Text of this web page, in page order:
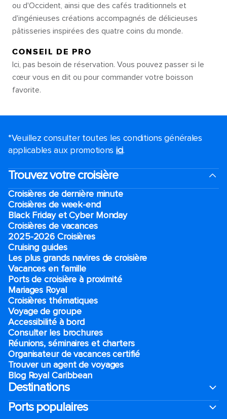
ou d'Occident, ainsi que des cafés traditionnels et
d'ingénieuses créations accompagnés de délicieuses
pâtisseries inspirées des quatre coins du monde.
CONSEIL DE PRO
Ici, pas besoin de réservation. Vous pouvez passer si le
cœur vous en dit ou pour commander votre boisson
favorite.
*Veuillez consulter toutes les conditions générales
applicables aux promotions ici.
Trouvez votre croisière
Croisières de dernière minute
Croisières de week-end
Black Friday et Cyber Monday
Croisières de vacances
2025-2026 Croisières
Cruising guides
Les plus grands navires de croisière
Vacances en famille
Ports de croisière à proximité
Mariages Royal
Croisières thématiques
Voyage de groupe​
Accessibilité à bord​
Consulter les brochures
Réunions, séminaires et charters
Organisateur de vacances certifié
Trouver un agent de voyages
Blog Royal Caribbean
Destinations
Ports populaires